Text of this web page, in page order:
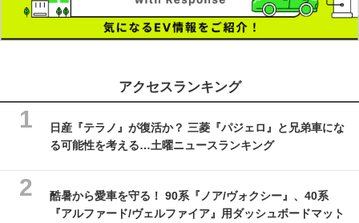
アクセスランキング
日産『テラノ』が復活か？ 三菱『パジェロ』と兄弟車にな
る可能性を考える…土曜ニュースランキング
酷暑から愛車を守る！ 90系『ノア/ヴォクシー』、40系
『アルファード/ヴェルファイア』用ダッシュボードマット